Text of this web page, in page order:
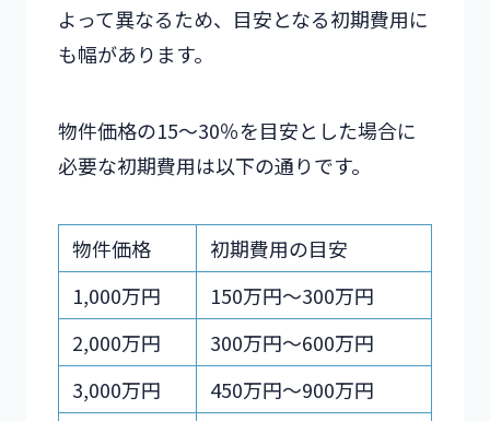
よって異なるため、目安となる初期費用に
も幅があります。
物件価格の15～30％を目安とした場合に
必要な初期費用は以下の通りです。
物件価格
初期費用の目安
1,000万円
150万円～300万円
2,000万円
300万円～600万円
3,000万円
450万円～900万円